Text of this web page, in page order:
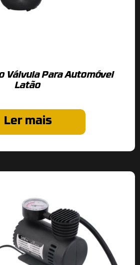
Válvula Para Automóvel
Latão
Ler mais